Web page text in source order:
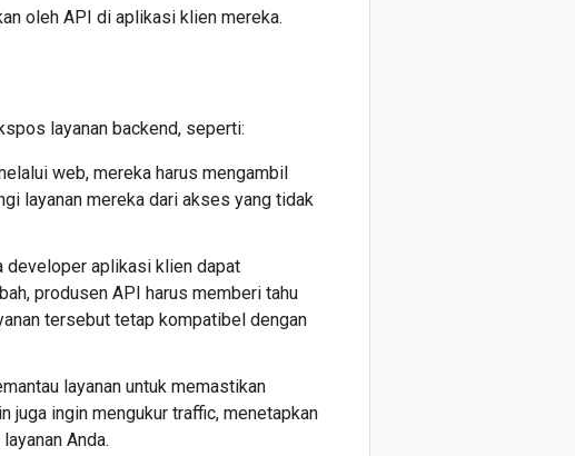
oleh API di aplikasi klien mereka.
layanan backend, seperti:
web, mereka harus mengambil
layanan mereka dari akses yang tidak
developer aplikasi klien dapat
produsen API harus memberi tahu
tersebut tetap kompatibel dengan
layanan untuk memastikan
juga ingin mengukur traffic, menetapkan
Anda.